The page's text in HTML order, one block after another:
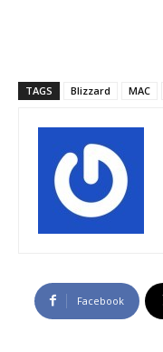
TAGS Blizzard MAC
Facebook